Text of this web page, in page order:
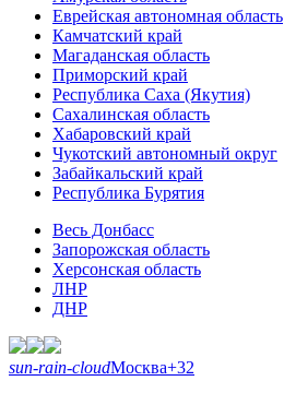
Еврейская автономная область
Камчатский край
Магаданская область
Приморский край
Республика Саха (Якутия)
Сахалинская область
Хабаровский край
Чукотский автономный округ
Забайкальский край
Республика Бурятия
Весь Донбасс
Запорожская область
Херсонская область
ЛНР
ДНР
sun-rain-cloudМосква+32